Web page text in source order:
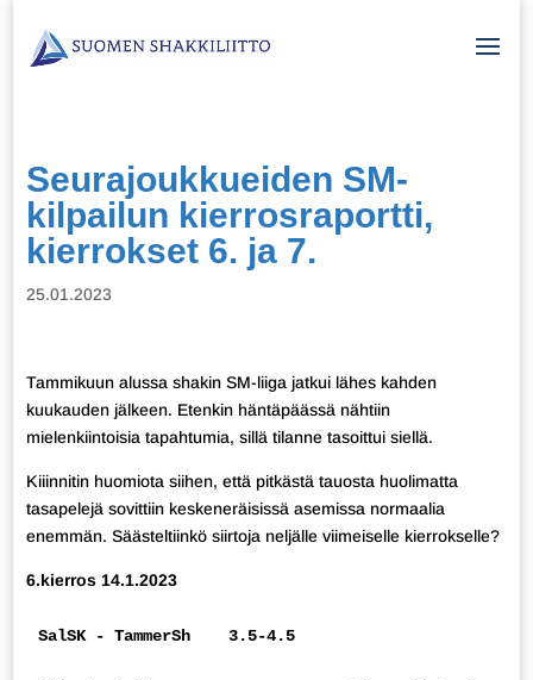
Seurajoukkueiden SM-
kilpailun kierrosraportti,
kierrokset 6. ja 7.
25.01.2023
Tammikuun alussa shakin SM-liiga jatkui lähes kahden
kuukauden jälkeen. Etenkin häntäpäässä nähtiin
mielenkiintoisia tapahtumia, sillä tilanne tasoittui siellä.
Kiiinnitin huomiota siihen, että pitkästä tauosta huolimatta
tasapelejä sovittiin keskeneräisissä asemissa normaalia
enemmän. Säästeltiinkö siirtoja neljälle viimeiselle kierrokselle?
6.kierros 14.1.2023
SalSK - TammerSh    3.5-4.5